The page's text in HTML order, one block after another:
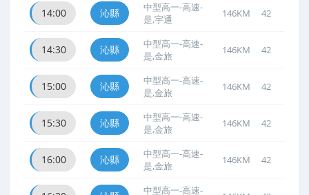
14:00 沁縣
中型高一-高速-
是,宇通
146KM 42
14:30 沁縣
中型高一-高速-
是,金旅
146KM 42
15:00 沁縣
中型高一-高速-
是,金旅
146KM 42
15:30 沁縣
中型高一-高速-
是,金旅
146KM 42
16:00 沁縣
中型高一-高速-
是,金旅
146KM 42
中型高一-高速-